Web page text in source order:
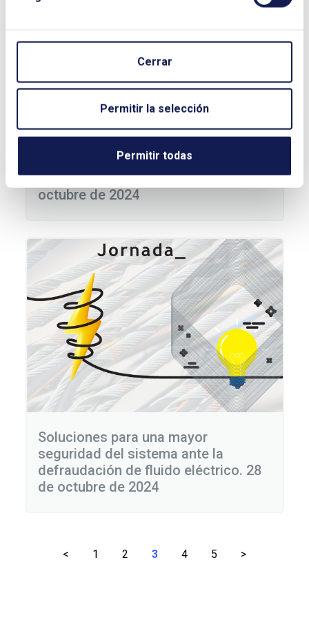
Cerrar
Permitir la selección
Permitir todas
World Energy Outlook 2024. 29 de
octubre de 2024
Soluciones para una mayor
seguridad del sistema ante la
defraudación de fluido eléctrico. 28
de octubre de 2024
Paginación
< 1 2 3 4 5 >